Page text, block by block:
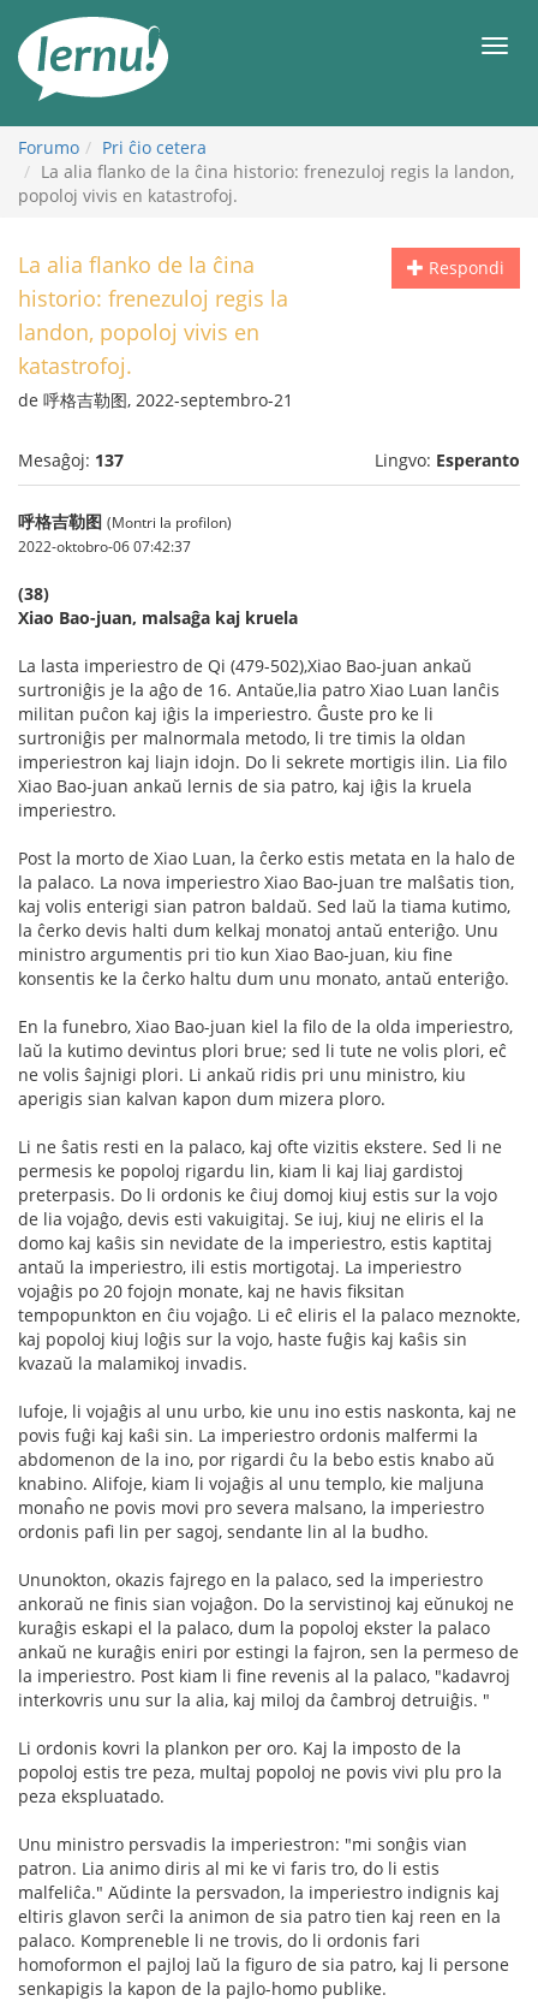
enhavo
Forumo
Pri ĉio cetera
La alia flanko de la ĉina historio: frenezuloj regis la landon,
popoloj vivis en katastrofoj.
Respondi
La alia flanko de la ĉina
historio: frenezuloj regis la
landon, popoloj vivis en
katastrofoj.
de 呼格吉勒图, 2022-septembro-21
Mesaĝoj: 137 Lingvo: Esperanto
呼格吉勒图 (Montri la profilon)
2022-oktobro-06 07:42:37
(38)
Xiao Bao-juan, malsaĝa kaj kruela
La lasta imperiestro de Qi (479-502),Xiao Bao-juan ankaŭ
surtroniĝis je la aĝo de 16. Antaŭe,lia patro Xiao Luan lanĉis
militan puĉon kaj iĝis la imperiestro. Ĝuste pro ke li
surtroniĝis per malnormala metodo, li tre timis la oldan
imperiestron kaj liajn idojn. Do li sekrete mortigis ilin. Lia filo
Xiao Bao-juan ankaŭ lernis de sia patro, kaj iĝis la kruela
imperiestro.
Post la morto de Xiao Luan, la ĉerko estis metata en la halo de
la palaco. La nova imperiestro Xiao Bao-juan tre malŝatis tion,
kaj volis enterigi sian patron baldaŭ. Sed laŭ la tiama kutimo,
la ĉerko devis halti dum kelkaj monatoj antaŭ enteriĝo. Unu
ministro argumentis pri tio kun Xiao Bao-juan, kiu fine
konsentis ke la ĉerko haltu dum unu monato, antaŭ enteriĝo.
En la funebro, Xiao Bao-juan kiel la filo de la olda imperiestro,
laŭ la kutimo devintus plori brue; sed li tute ne volis plori, eĉ
ne volis ŝajnigi plori. Li ankaŭ ridis pri unu ministro, kiu
aperigis sian kalvan kapon dum mizera ploro.
Li ne ŝatis resti en la palaco, kaj ofte vizitis ekstere. Sed li ne
permesis ke popoloj rigardu lin, kiam li kaj liaj gardistoj
preterpasis. Do li ordonis ke ĉiuj domoj kiuj estis sur la vojo
de lia vojaĝo, devis esti vakuigitaj. Se iuj, kiuj ne eliris el la
domo kaj kaŝis sin nevidate de la imperiestro, estis kaptitaj
antaŭ la imperiestro, ili estis mortigotaj. La imperiestro
vojaĝis po 20 fojojn monate, kaj ne havis fiksitan
tempopunkton en ĉiu vojaĝo. Li eĉ eliris el la palaco meznokte,
kaj popoloj kiuj loĝis sur la vojo, haste fuĝis kaj kaŝis sin
kvazaŭ la malamikoj invadis.
Iufoje, li vojaĝis al unu urbo, kie unu ino estis naskonta, kaj ne
povis fuĝi kaj kaŝi sin. La imperiestro ordonis malfermi la
abdomenon de la ino, por rigardi ĉu la bebo estis knabo aŭ
knabino. Alifoje, kiam li vojaĝis al unu templo, kie maljuna
monaĥo ne povis movi pro severa malsano, la imperiestro
ordonis pafi lin per sagoj, sendante lin al la budho.
Ununokton, okazis fajrego en la palaco, sed la imperiestro
ankoraŭ ne finis sian vojaĝon. Do la servistinoj kaj eŭnukoj ne
kuraĝis eskapi el la palaco, dum la popoloj ekster la palaco
ankaŭ ne kuraĝis eniri por estingi la fajron, sen la permeso de
la imperiestro. Post kiam li fine revenis al la palaco, "kadavroj
interkovris unu sur la alia, kaj miloj da ĉambroj detruiĝis. "
Li ordonis kovri la plankon per oro. Kaj la imposto de la
popoloj estis tre peza, multaj popoloj ne povis vivi plu pro la
peza ekspluatado.
Unu ministro persvadis la imperiestron: "mi sonĝis vian
patron. Lia animo diris al mi ke vi faris tro, do li estis
malfeliĉa." Aŭdinte la persvadon, la imperiestro indignis kaj
eltiris glavon serĉi la animon de sia patro tien kaj reen en la
palaco. Kompreneble li ne trovis, do li ordonis fari
homoformon el pajloj laŭ la figuro de sia patro, kaj li persone
senkapigis la kapon de la pajlo-homo publike.